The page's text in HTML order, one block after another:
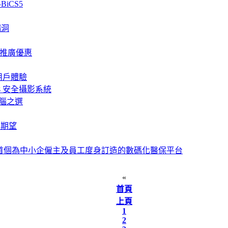
廣優惠
戶體驗
安全攝影系統
之選
望
個為中小企僱主及員工度身訂造的數碼化醫保平台
«
首頁
上頁
1
2